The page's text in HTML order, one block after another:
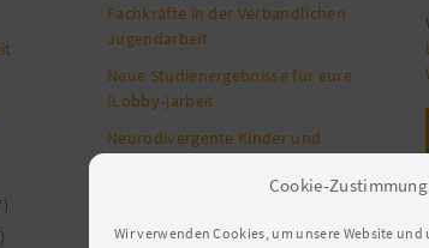
Cookie-
Wir verwenden Cookies, um unsere Website
Fachkräfte in der Verbandlichen
Jugendarbeit
Neue Studienergebnisse für eure
(Lobby-)arbeit
Neurodivergente Kinder und
Seminarempfehlungen